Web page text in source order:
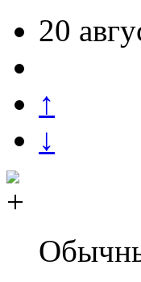
20
↑
↓